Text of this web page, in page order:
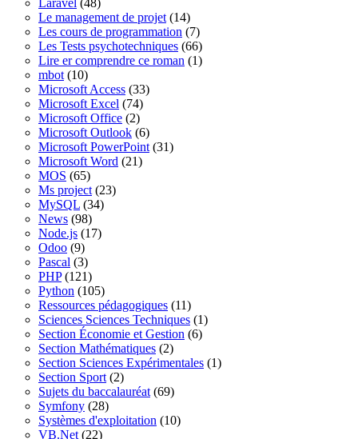
Le management de projet (14)
Les cours de programmation (7)
Les Tests psychotechniques (66)
Lire er comprendre ce roman (1)
mbot (10)
Microsoft Access (33)
Microsoft Excel (74)
Microsoft Office (2)
Microsoft Outlook (6)
Microsoft PowerPoint (31)
Microsoft Word (21)
MOS (65)
Ms project (23)
MySQL (34)
News (98)
Node.js (17)
Odoo (9)
Pascal (3)
PHP(121)
Python (105)
Ressources pédagogiques (11)
Sciences Sciences Techniques (1)
Section Économie et Gestion (6)
Section Mathématiques (2)
Section Sciences Expérimentales (1)
Section Sport (2)
Sujets du baccalauréat (69)
Symfony (28)
Systèmes d'exploitation (10)
VB.Net (22)